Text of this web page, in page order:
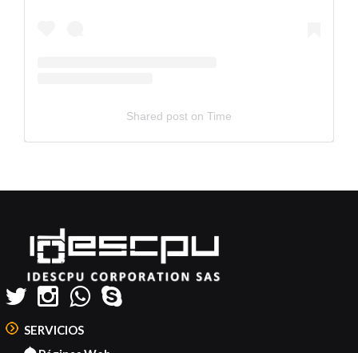
Shared poston Time
Post
Generator
SERVICIOS